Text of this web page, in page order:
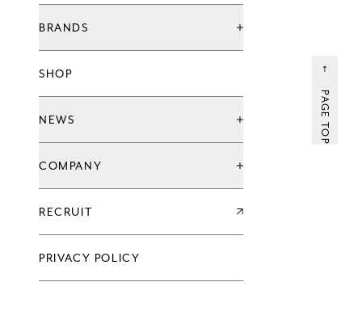
BRANDS
ブランド一覧
グローバル治療院ブランド
てもみんブランド
ウェルネススタジオ
SHOP
NEWS
お知らせ
キャンペーン
新店情報
COMPANY
会社情報一覧
企業理念
代表メッセージ
沿革
RECRUIT
PRIVACY POLICY
PAGE TOP